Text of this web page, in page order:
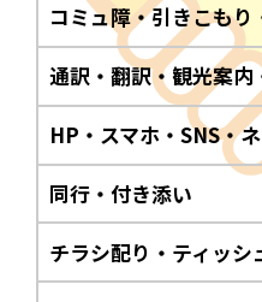
コミュ障・引きこも
通訳・翻訳・観光案内
HP・スマホ・SNS・
同行・付き添い
チラシ配り・ティッシ